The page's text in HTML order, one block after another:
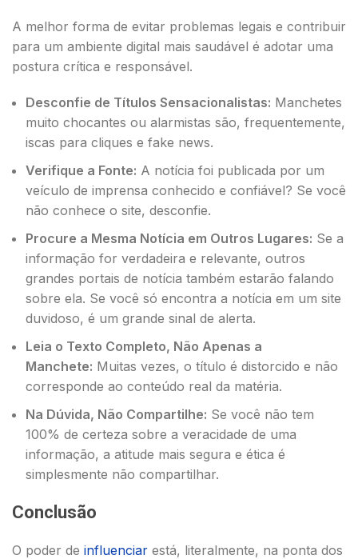
A melhor forma de evitar problemas legais e contribuir
para um ambiente digital mais saudável é adotar uma
postura crítica e responsável.
Desconfie de Títulos Sensacionalistas: Manchetes
muito chocantes ou alarmistas são, frequentemente,
iscas para cliques e fake news.
Verifique a Fonte: A notícia foi publicada por um
veículo de imprensa conhecido e confiável? Se você
não conhece o site, desconfie.
Procure a Mesma Notícia em Outros Lugares: Se a
informação for verdadeira e relevante, outros
grandes portais de notícia também estarão falando
sobre ela. Se você só encontra a notícia em um site
duvidoso, é um grande sinal de alerta.
Leia o Texto Completo, Não Apenas a
Manchete: Muitas vezes, o título é distorcido e não
corresponde ao conteúdo real da matéria.
Na Dúvida, Não Compartilhe: Se você não tem
100% de certeza sobre a veracidade de uma
informação, a atitude mais segura e ética é
simplesmente não compartilhar.
Conclusão
O poder de influenciar está, literalmente, na ponta dos